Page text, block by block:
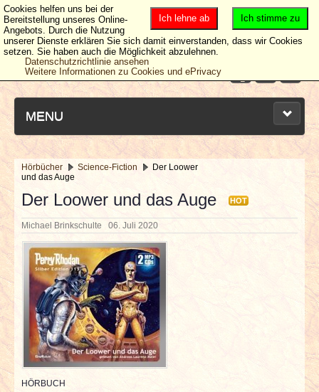
MENU
NEUESTE ARTIKEL
NEWS & DATES
BERICHTE
VERLOSUNGEN
INTERVIEWS
SPECIALS
Hörbücher Science-Fiction
Der Loower
und das Auge
Der Loower und das Auge HOT
Michael Brinkschulte 06. Juli 2020
HÖRBUCH
Ich stimme zu
Ich lehne ab
Cookies helfen uns bei der
Bereitstellung unseres Online-
Angebots. Durch die Nutzung
unserer Dienste erklären Sie sich damit einverstanden, dass wir Cookies
setzen. Sie haben auch die Möglichkeit abzulehnen.
Datenschutzrichtlinie ansehen
Weitere Informationen zu Cookies und ePrivacy